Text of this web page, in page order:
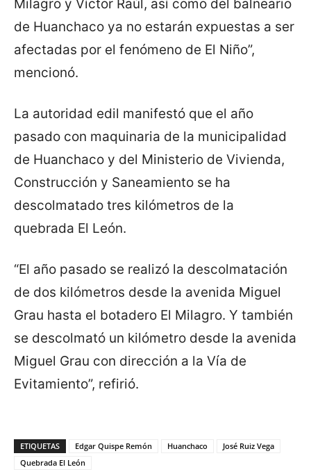
Milagro y Víctor Raúl, así como del balneario
de Huanchaco ya no estarán expuestas a ser
afectadas por el fenómeno de El Niño”,
mencionó.
La autoridad edil manifestó que el año
pasado con maquinaria de la municipalidad
de Huanchaco y del Ministerio de Vivienda,
Construcción y Saneamiento se ha
descolmatado tres kilómetros de la
quebrada El León.
“El año pasado se realizó la descolmatación
de dos kilómetros desde la avenida Miguel
Grau hasta el botadero El Milagro. Y también
se descolmató un kilómetro desde la avenida
Miguel Grau con dirección a la Vía de
Evitamiento”, refirió.
ETIQUETAS Edgar Quispe Remón Huanchaco
José Ruiz Vega
Quebrada El León